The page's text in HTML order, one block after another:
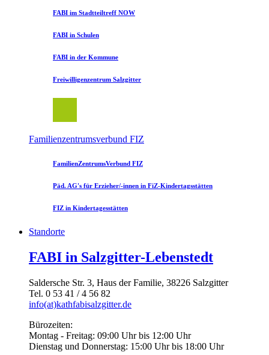
FABI im Stadtteiltreff NOW
FABI in Schulen
FABI in der Kommune
Freiwilligenzentrum Salzgitter
Familienzentrumsverbund FIZ
FamilienZentrumsVerbund FIZ
Päd. AG's für Erzieher/-innen in FiZ-Kindertagsstätten
FIZ in Kindertagesstätten
Standorte
FABI in Salzgitter-Lebenstedt
Saldersche Str. 3, Haus der Familie, 38226 Salzgitter
Tel. 0 53 41 / 4 56 82
info(at)kathfabisalzgitter.de
Bürozeiten:
Montag - Freitag: 09:00 Uhr bis 12:00 Uhr
Dienstag und Donnerstag: 15:00 Uhr bis 18:00 Uhr